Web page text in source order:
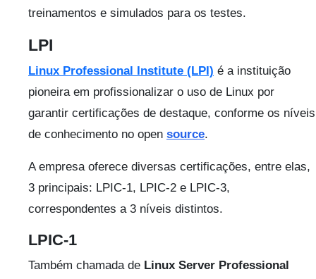
treinamentos e simulados para os testes.
LPI
Linux Professional Institute (LPI) é a instituição
pioneira em profissionalizar o uso de Linux por
garantir certificações de destaque, conforme os níveis
de conhecimento no open source.
A empresa oferece diversas certificações, entre elas,
3 principais: LPIC-1, LPIC-2 e LPIC-3,
correspondentes a 3 níveis distintos.
LPIC-1
Também chamada de Linux Server Professional